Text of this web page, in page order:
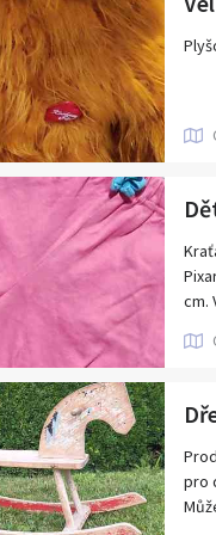
Moravskoslezský kraj
Pardubický kraj
Středočeský kraj
Zlínský kraj
cm.
pro
Nabídka/